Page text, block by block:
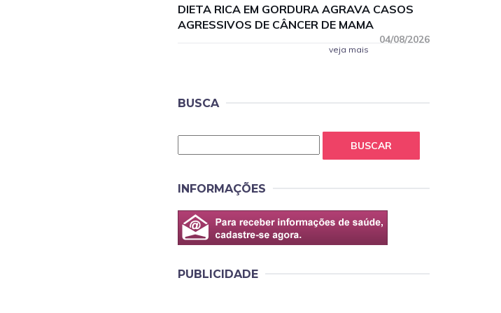
DIETA RICA EM GORDURA AGRAVA CASOS
AGRESSIVOS DE CÂNCER DE MAMA
04/08/2026
veja mais
BUSCA
BUSCAR
INFORMAÇÕES
PUBLICIDADE